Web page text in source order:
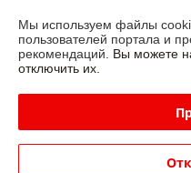
Полная версия сайта
Политика обработки
Сайт создан на
Мы используем файлы
пользователей портала и
рекомендаций. Вы можете
отключить их.